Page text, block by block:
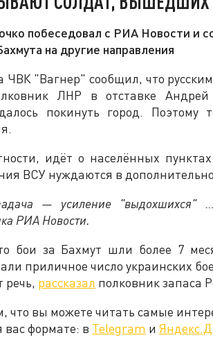
побеседовал с РИА Новости и
на другие направления
ЧВК "Вагнер" сообщил, что
ЛНР в отставке
покинуть город.
идёт о населённых
ВСУ нуждаются в
— усиление "выдохшихся"
РИА Новости.
бои за Бахмут шли более 7
приличное число украинских
речь, рассказал полковник запаса
что вы можете читать самые
вас формате: в Telegram и